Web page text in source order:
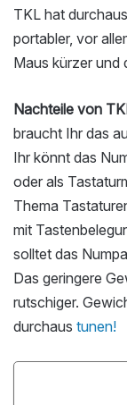
TKL hat
portabler, vor
Maus kürzer und
Nachteile von
braucht Ihr das
Ihr könnt das
oder als
Thema
mit
solltet das
Das geringere
rutschiger.
durchaus tunen!